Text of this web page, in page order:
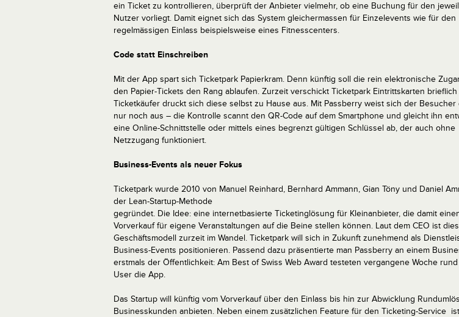
ein Ticket zu kontrollieren, überprüft der Anbieter vielmehr, ob eine Buchung für den
Nutzer vorliegt. Damit eignet sich das System gleichermassen für Einzelevents wie für den
regelmässigen Einlass beispielsweise eines Fitnesscenters.
Code statt Einschreiben
Mit der App spart sich Ticketpark Papierkram. Denn künftig soll die rein elektronische
den Papier-Tickets den Rang ablaufen. Zurzeit verschickt Ticketpark Eintrittskarten
Ticketkäufer druckt sich diese selbst zu Hause aus. Mit Passberry weist sich der Besucher
nur noch aus – die Kontrolle scannt den QR-Code auf dem Smartphone und gleicht ihn
eine Online-Schnittstelle oder mittels eines begrenzt gültigen Schlüssel ab, der auch ohne
Netzzugang funktioniert.
Business-Events als neuer Fokus
Ticketpark wurde 2010 von Manuel Reinhard, Bernhard Ammann, Gian Töny und Daniel
der Lean-Startup-Methode
gegründet. Die Idee: eine internetbasierte Ticketinglösung für Kleinanbieter, die damit
Vorverkauf für eigene Veranstaltungen auf die Beine stellen können. Laut dem CEO ist
Geschäftsmodell zurzeit im Wandel. Ticketpark will sich in Zukunft zunehmend als
Business-Events positionieren. Passend dazu präsentierte man Passberry an einem
erstmals der Öffentlichkeit: Am Best of Swiss Web Award testeten vergangene Woche rund
User die App.
Das Startup will künftig vom Vorverkauf über den Einlass bis hin zur Abwicklung
Businesskunden anbieten. Neben einem zusätzlichen Feature für den Ticketing-Service